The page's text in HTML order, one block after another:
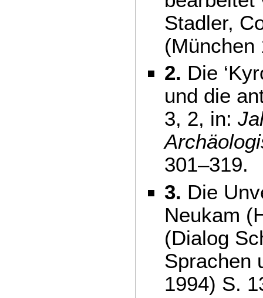
Stadler,
(München
2. Die
und die
3, 2, in:
301–319.
3. Die
Neukam
(Dialog
Sprachen
1994) S.